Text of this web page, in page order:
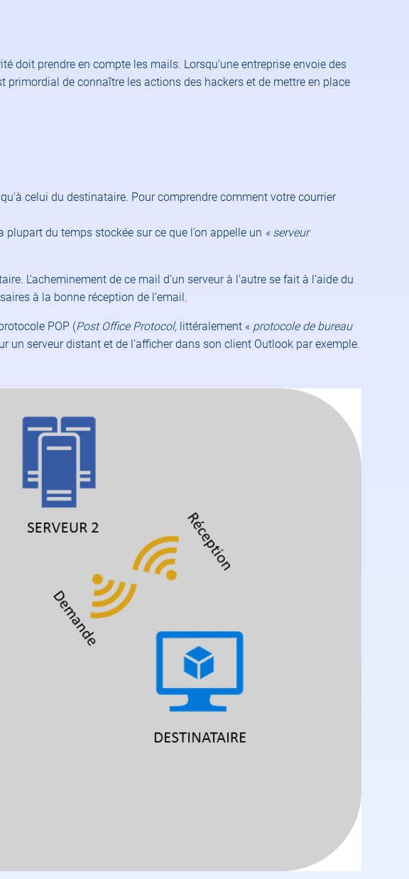
doit prendre en compte les mails. Lorsqu’une entreprise envoie des
de connaître les actions des hackers et de mettre en place
celui du destinataire. Pour comprendre comment votre courrier
du temps stockée sur ce que l’on appelle un « serveur
L’acheminement de ce mail d’un serveur à l’autre se fait à l’aide du
à la bonne réception de l’email.
POP (Post Office Protocol, littéralement « protocole de bureau
un serveur distant et de l’afficher dans son client Outlook par exemple.